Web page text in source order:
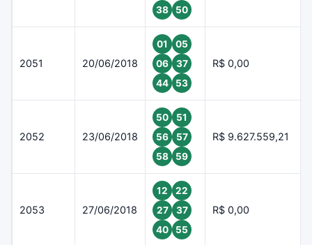
38
50
2051 20/06/2018
01
05
06
37
44
53
R$ 0,00
2052 23/06/2018
50
51
56
57
58
59
R$ 9.627.559,21
2053 27/06/2018
12
22
27
37
40
55
R$ 0,00